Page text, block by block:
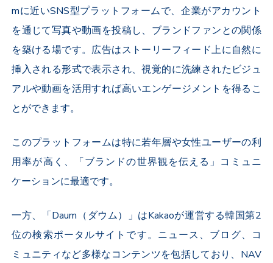
mに近いSNS型プラットフォームで、企業がアカウント
を通じて写真や動画を投稿し、ブランドファンとの関係
を築ける場です。広告はストーリーフィード上に自然に
挿入される形式で表示され、視覚的に洗練されたビジュ
アルや動画を活用すれば高いエンゲージメントを得るこ
とができます。
このプラットフォームは特に若年層や女性ユーザーの利
用率が高く、「ブランドの世界観を伝える」コミュニ
ケーションに最適です。
一方、「Daum （ダウム）」はKakaoが運営する韓国第2
位の検索ポータルサイトです。ニュース、ブログ、コ
ミュニティなど多様なコンテンツを包括しており、 NAV